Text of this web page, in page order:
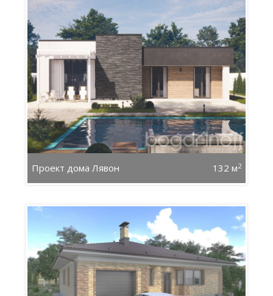
Проект дома Лявон 132 м2